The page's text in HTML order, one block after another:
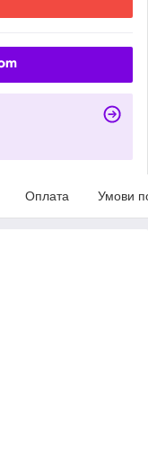
Оплата Умови